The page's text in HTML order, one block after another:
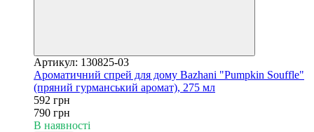
Артикул: 130825-03
Ароматичний спрей для дому Bazhani "Pumpkin Souffle"
(пряний гурманський аромат), 275 мл
592 грн
790 грн
В наявності